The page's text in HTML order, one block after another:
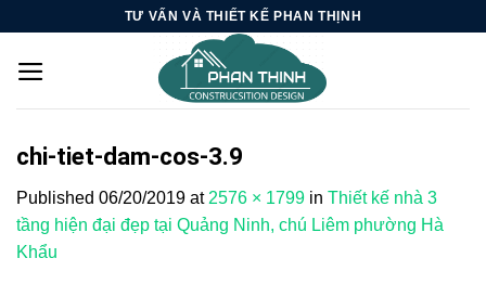
content
TƯ VẤN VÀ THIẾT KẾ PHAN THỊNH
chi-tiet-dam-cos-3.9
Published 06/20/2019 at 2576 × 1799 in Thiết kế nhà 3
tầng hiện đại đẹp tại Quảng Ninh, chú Liêm phường Hà
Khẩu